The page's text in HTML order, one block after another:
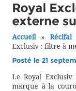
Royal
externe
Accueil» Récifal
Exclusiv : filtre à
Posté le 21
Le Royal
marque à la